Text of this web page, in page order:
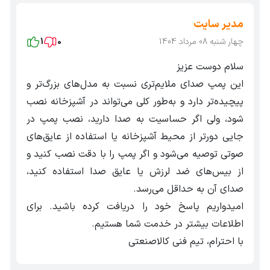
منظور از کلاس عایق F چیست؟
برای الکتروموتور ها یا تمام تجهیزاتی که دارای سیم‌پیچی
هستند، معیاری تعریف‌ شده است که به آن کلاس حرارتی گفته
درجه سانتی گراد در نظر گرفته‌ شده است به علاوه دمای سیم‌
پیچ که در زمان عملکرد تحت بار نهایی اندازه‌گیری خواهد
شد. که درجه حرارت کلاس F حدود 10 درجه است که در این بازه
مرکز سیم‌ پیچ به بیشترین درجه حرارت خود یعنی 155 می رسد.
می‌دانید که یکی از اصول مهم در کارایی موتور درجه حرارت
موتور هست به صورتی که ده درجه افزایش دمای موتور می‌تواند
باعث افت شدید کارایی و طول عمر موتور شود.
کاربردهای پمپ ACm37 لئو
مدیر سایت
چهار شنبه 08 مرداد 1404 0
1
سلام دوست عزیز
این پمپ صدای ملایم‌تری نسبت به مدل‌های بزرگ‌تر و
پیچیده‌تر دارد و به‌طور کلی می‌تواند در آشپزخانه نصب
شود، ولی اگر حساسیت به صدا دارید، نصب پمپ در
جایی دورتر از محیط آشپزخانه یا استفاده از عایق‌های
صوتی توصیه می‌شود و اگر پمپ را با دقت نصب کنید و
از بیس‌های ضد لرزش یا عایق صدا استفاده کنید،
صدای آن به حداقل می‌رسد.
امیدواریم پاسخ خود را دریافت کرده باشید. برای
اطلاعات بیشتر در خدمت شما هستیم.
با احترام، تیم فنی کالاصنعتی